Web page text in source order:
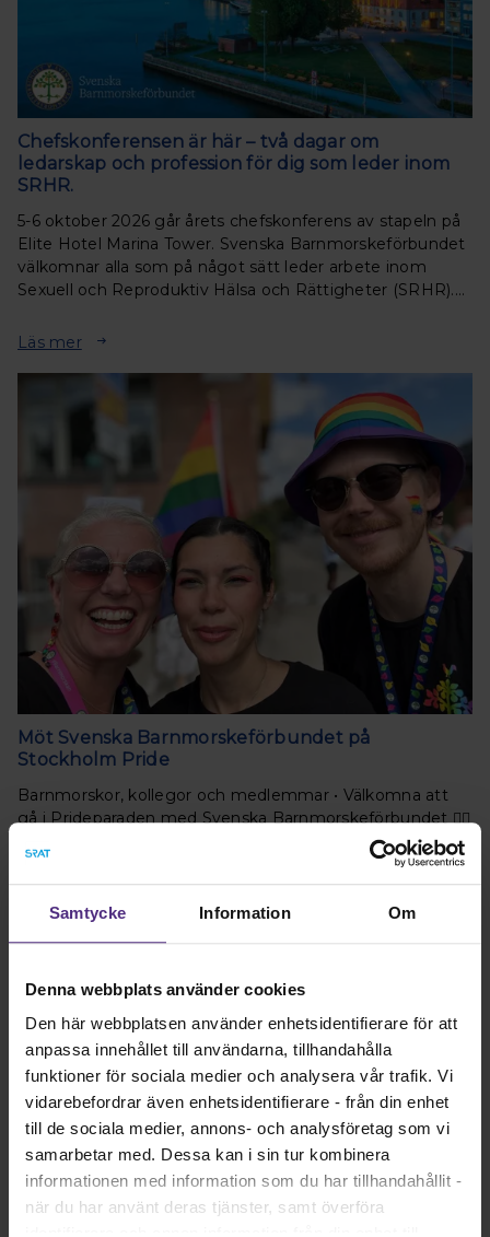
Samtycke Information Om
Denna webbplats använder cookies
Den här webbplatsen använder enhetsidentifierare för att
anpassa innehållet till användarna, tillhandahålla
funktioner för sociala medier och analysera vår trafik. Vi
vidarebefordrar även enhetsidentifierare - från din enhet
till de sociala medier, annons- och analysföretag som vi
samarbetar med. Dessa kan i sin tur kombinera
informationen med information som du har tillhandahållit -
när du har använt deras tjänster, samt överföra
Chefskonferensen är här – två dagar om
ledarskap och profession för dig som leder inom
SRHR.
5-6 oktober 2026 går årets chefskonferens av stapeln på
Elite Hotel Marina Tower. Svenska Barnmorskeförbundet
välkomnar alla som på något sätt leder arbete inom
Sexuell och Reproduktiv Hälsa och Rättigheter (SRHR).
föreläsningar, samtal och workhops.
Läs mer
Möt Svenska Barnmorskeförbundet på
Stockholm Pride
Barnmorskor, kollegor och medlemmar • Välkomna att
gå i Prideparaden med Svenska Barnmorskeförbundet 🏳️‍🌈
Ett stort och varmt grattis på 140-årsdagen
Med stolthet och största glädje gratulerar jag oss
barnmorskor till att vår organisation, Svenska